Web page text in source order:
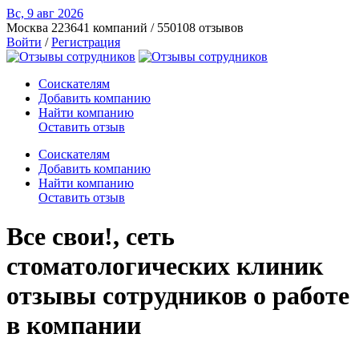
Вс, 9 авг 2026
Москва 223641 компаний / 550108 отзывов
Войти /Регистрация
Соискателям
Добавить компанию
Найти компанию
Оставить отзыв
Соискателям
Добавить компанию
Найти компанию
Оставить отзыв
Все свои!, сеть
стоматологических клиник
отзывы сотрудников о работе
в компании